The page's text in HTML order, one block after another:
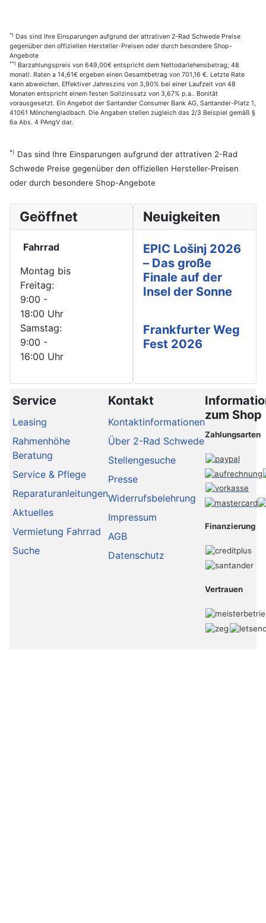
*) Das sind Ihre Einsparungen aufgrund der attrativen 2-Rad Schwede Preise
gegenüber den offiziellen Hersteller-Preisen oder durch besondere Shop-
Angebote
**) Barzahlungspreis von 649,00€ entspricht dem Nettodarlehensbetrag; 48
monatl. Raten a 14,61€ ergeben einen Gesamtbetrag von 701,16 €. Letzte Rate
kann abweichen. Effektiver Jahreszins von 3,90% bei einer Laufzeit von 48
Monaten entspricht einem festen Sollzinssatz von 3,67% p.a.. Bonität
vorausgesetzt. Ein Angebot der Santander Consumer Bank AG, Santander-Platz 1,
41061 Mönchengladbach. Die Angaben stellen zugleich das 2/3 Beispiel gemäß §
6a Abs. 4 PAngV dar.
*) Das sind Ihre Einsparungen aufgrund der attrativen 2-Rad
Schwede Preise gegenüber den offiziellen Hersteller-Preisen
oder durch besondere Shop-Angebote
Geöffnet
Fahrrad
Montag bis
Freitag:
9:00 -
18:00 Uhr
Samstag:
9:00 -
16:00 Uhr
Neuigkeiten
EPIC Lošinj 2026
– Das große
Finale auf der
Insel der Sonne
Frankfurter Weg
Fest 2026
Service
Leasing
Rahmenhöhe
Beratung
Service & Pflege
Reparaturanleitungen
Aktuelles
Vermietung Fahrrad
Suche
Kontakt
Kontaktinformationen
Über 2-Rad Schwede
Stellengesuche
Presse
Widerrufsbelehrung
Impressum
AGB
Datenschutz
zum Shop
Zahlungsarten
Finanzierung
Vertrauen